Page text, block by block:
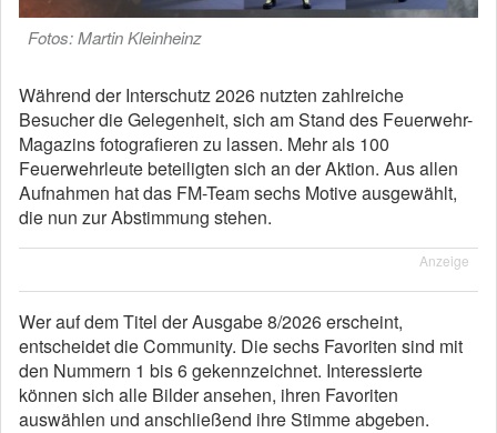
Fotos: Martin Kleinheinz
Während der Interschutz 2026 nutzten zahlreiche
Besucher die Gelegenheit, sich am Stand des Feuerwehr-
Magazins fotografieren zu lassen. Mehr als 100
Feuerwehrleute beteiligten sich an der Aktion. Aus allen
Aufnahmen hat das FM-Team sechs Motive ausgewählt,
die nun zur Abstimmung stehen.
Anzeige
Wer auf dem Titel der Ausgabe 8/2026 erscheint,
entscheidet die Community. Die sechs Favoriten sind mit
den Nummern 1 bis 6 gekennzeichnet. Interessierte
können sich alle Bilder ansehen, ihren Favoriten
auswählen und anschließend ihre Stimme abgeben.